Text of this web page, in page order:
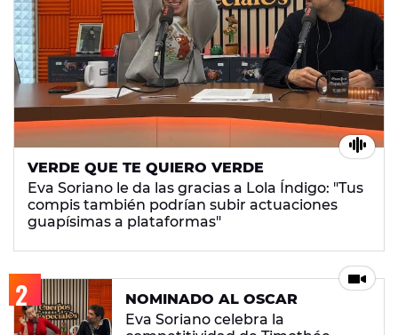
VERDE QUE TE QUIERO VERDE
Eva Soriano le da las gracias a Lola Índigo: "Tus
compis también podrían subir actuaciones
guapísimas a plataformas"
NOMINADO AL OSCAR
Eva Soriano celebra la